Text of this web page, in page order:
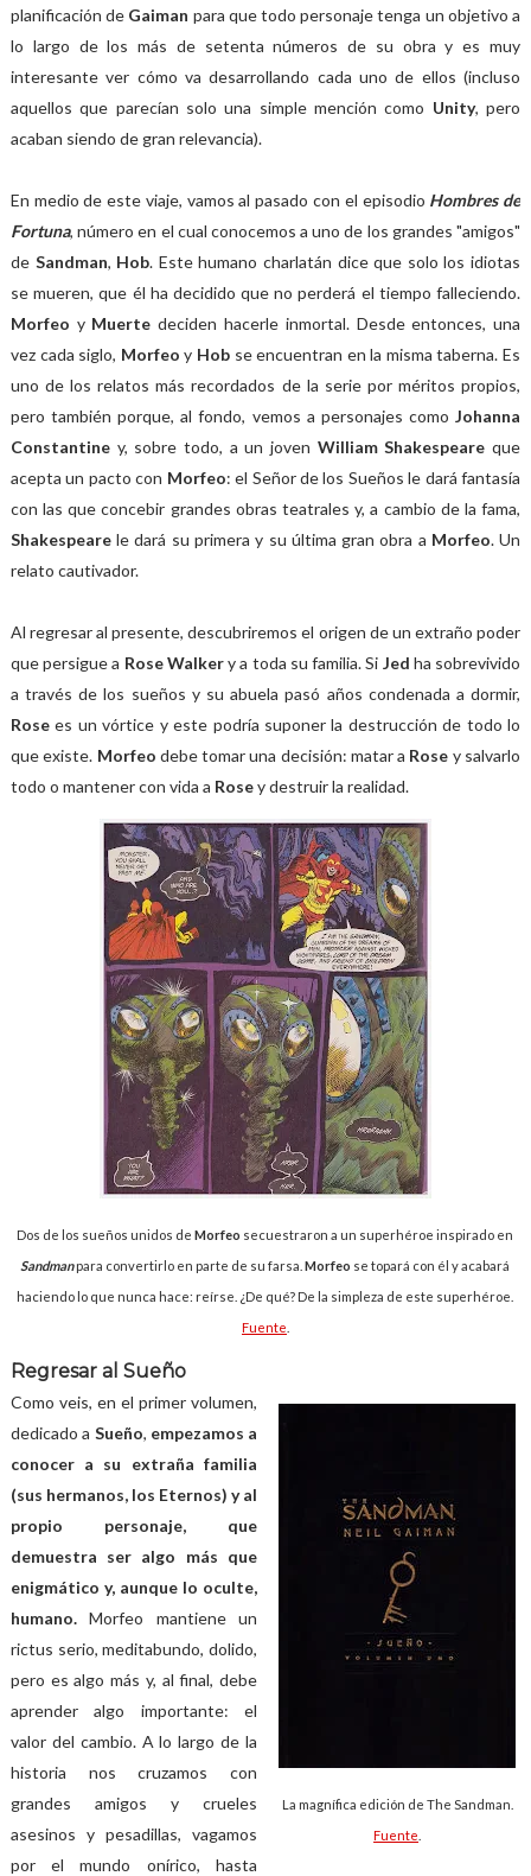
planificación de Gaiman para que todo personaje tenga un objetivo a
lo largo de los más de setenta números de su obra y es muy
interesante ver cómo va desarrollando cada uno de ellos (incluso
aquellos que parecían solo una simple mención como Unity, pero
acaban siendo de gran relevancia).
En medio de este viaje, vamos al pasado con el episodio Hombres de
Fortuna, número en el cual conocemos a uno de los grandes "amigos"
de Sandman, Hob. Este humano charlatán dice que solo los idiotas
se mueren, que él ha decidido que no perderá el tiempo falleciendo.
Morfeo y Muertedeciden hacerle inmortal. Desde entonces, una
vez cada siglo, Morfeoy Hob se encuentran en la misma taberna. Es
uno de los relatos más recordados de la serie por méritos propios,
pero también porque, al fondo, vemos a personajes comoJohanna
Constantine y, sobre todo, a un joven William Shakespeare que
acepta un pacto con Morfeo: el Señor de los Sueños le dará fantasía
con las que concebir grandes obras teatrales y, a cambio de la fama,
Shakespearele dará su primera y su última gran obra a Morfeo. Un
relato cautivador.
Al regresar al presente, descubriremos el origen de un extraño poder
que persigue a Rose Walkery a toda su familia. Si Jed ha sobrevivido
a través de los sueños y su abuela pasó años condenada a dormir,
Rosees un vórtice y este podría suponer la destrucción de todo lo
que existe. Morfeo debe tomar una decisión: matar a Rose y salvarlo
todo o mantener con vida a Rosey destruir la realidad.
Dos de los sueños unidos deMorfeo secuestraron a un superhéroe inspirado en
Sandmanpara convertirlo en parte de su farsa.Morfeo se topará con él y acabará
haciendo lo que nunca hace: reírse. ¿De qué? De la simpleza de este superhéroe.
Fuente
Regresar al Sueño
La magnífica edición de The Sandman.
Fuente
Como veis, en el primer volumen,
dedicado a Sueño, empezamos a
conocer a su extraña familia
(sus hermanos, los Eternos) y al
propio personaje, que
demuestra ser algo más que
enigmático y, aunque lo oculte,
humano.Morfeo mantiene un
rictus serio, meditabundo, dolido,
pero es algo más y, al final, debe
aprender algo importante: el
valor del cambio. A lo largo de la
historia nos cruzamos con
grandes amigos y crueles
asesinos y pesadillas, vagamos
por el mundo onírico, hasta